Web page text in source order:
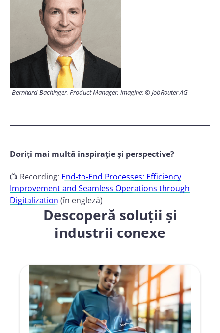
-Bernhard Bachinger, Product Manager, imagine: © JobRouter AG
Doriți mai multă inspirație și perspective?
📺 Recording: End-to-End Processes: Efficiency
Improvement and Seamless Operations through
Digitalization (în engleză)
Descoperă soluții și
industrii conexe